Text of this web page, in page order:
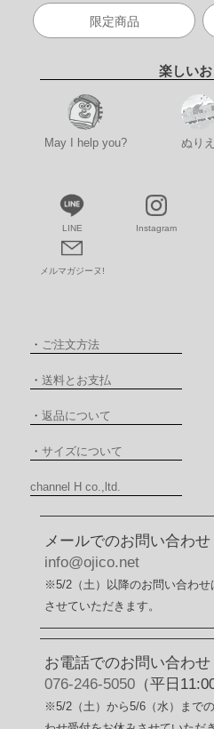
限定商品
楽しい
May I help you? ぬりえ
LINE Instagram
メルマガジーヌ!
・ ご注文方法
・ 送料とお支払
・ 返品について
・ サイズについて
channel H co.,ltd.
メールでのお問い合わせ
info@ojico.net
※5/2（土）以降のお問い合わ
させていただきます。
お電話でのお問い合わせ
076-246-5050 （平日
※5/2（土）から5/6（水）まで